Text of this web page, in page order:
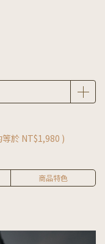
等於 NT$1,980 )
商品特色